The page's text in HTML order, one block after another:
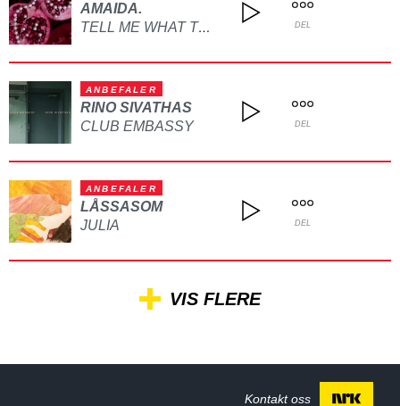
AMAIDA.
TELL ME WHAT TO DO DEL
ANBEFALER
RINO SIVATHAS
CLUB EMBASSY
DEL
ANBEFALER
LÅSSASOM
JULIA
DEL
VIS FLERE
Kontakt oss